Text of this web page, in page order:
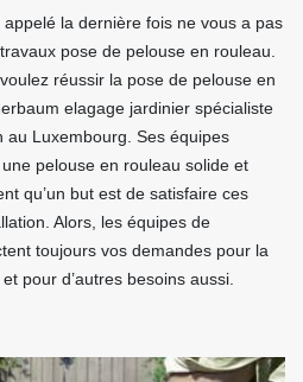
la dernière fois ne vous a pas
pose de pelouse en rouleau.
réussir la pose de pelouse en
elagage jardinier spécialiste
au Luxembourg. Ses équipes
une pelouse en rouleau solide et
qu’un but est de satisfaire ces
Alors, les équipes de
toujours vos demandes pour la
pour d’autres besoins aussi.